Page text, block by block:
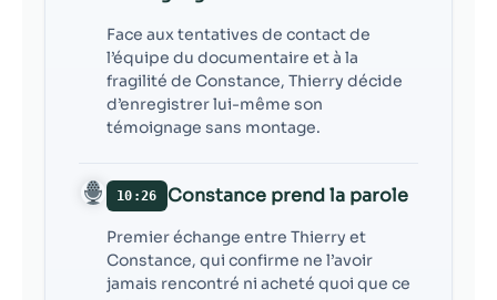
Face aux tentatives de contact de
l’équipe du documentaire et à la
fragilité de Constance, Thierry décide
d’enregistrer lui-même son
témoignage sans montage.
10:26 Constance prend la parole
Premier échange entre Thierry et
Constance, qui confirme ne l’avoir
jamais rencontré ni acheté quoi que ce